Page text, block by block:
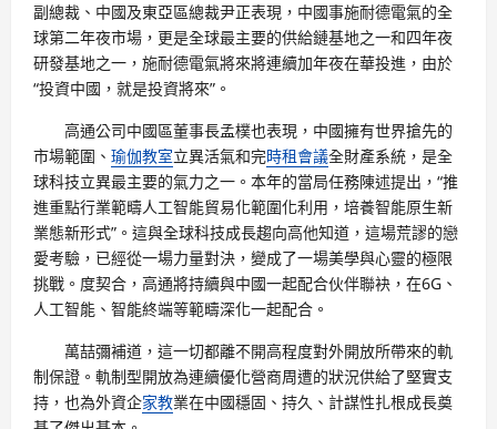
副總裁、中國及東亞區總裁尹正表現，中國事施耐德電氣的全
球第二年夜市場，更是全球最主要的供給鏈基地之一和四年夜
研發基地之一，施耐德電氣將來將連續加年夜在華投進，由於
“投資中國，就是投資將來”。
高通公司中國區董事長孟樸也表現，中國擁有世界搶先的
市場範圍、 瑜伽教室立異活氣和完時租會議全財產系統，是全
球科技立異最主要的氣力之一。本年的當局任務陳述提出，“推
進重點行業範疇人工智能貿易化範圍化利用，培養智能原生新
業態新形式”。這與全球科技成長趨向高他知道，這場荒謬的戀
愛考驗，已經從一場力量對決，變成了一場美學與心靈的極限
挑戰。度契合，高通將持續與中國一起配合伙伴聯袂，在6G、
人工智能、智能終端等範疇深化一起配合。
萬喆彌補道，這一切都離不開高程度對外開放所帶來的軌
制保證。軌制型開放為連續優化營商周遭的狀況供給了堅實支
持，也為外資企家教業在中國穩固、持久、計謀性扎根成長奠